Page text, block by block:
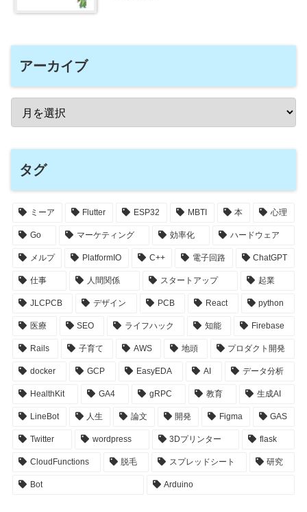
アーカイブ
タグ
ミーア Flutter ESP32 MBTI 本 心理
Go マーケティング 効率化 ハードウェア
メルプ PlatformIO C++ 電子回路 ChatGPT
仕事 人間関係 スタートアップ 起業
JLCPCB デザイン PCB React python
医療 SEO ライフハック 知能 Firebase
Rails 子育て AWS 地頭 プロダクト開発
docker GCP EasyEDA AI データ分析
HealthKit GA4 gRPC 教育 生成AI
LineBot 人生 論文 開発 Figma GAS
Twitter wordpress 3Dプリンター flask
CloudFunctions 脱毛 スプレッドシート 研究
Bot Arduino